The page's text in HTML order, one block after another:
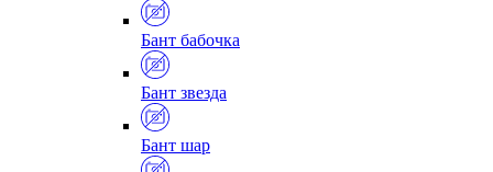
Бант бабочка
Бант звезда
Бант шар